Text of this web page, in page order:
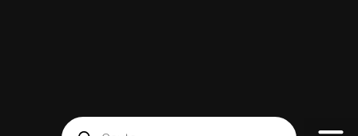
Products
search